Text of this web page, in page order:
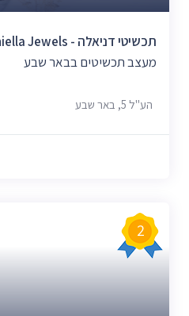
תכשיטי דניאלה - Daniella Jewels
מעצב תכשיטים בבאר שבע
הע"ל 5, באר שבע
2